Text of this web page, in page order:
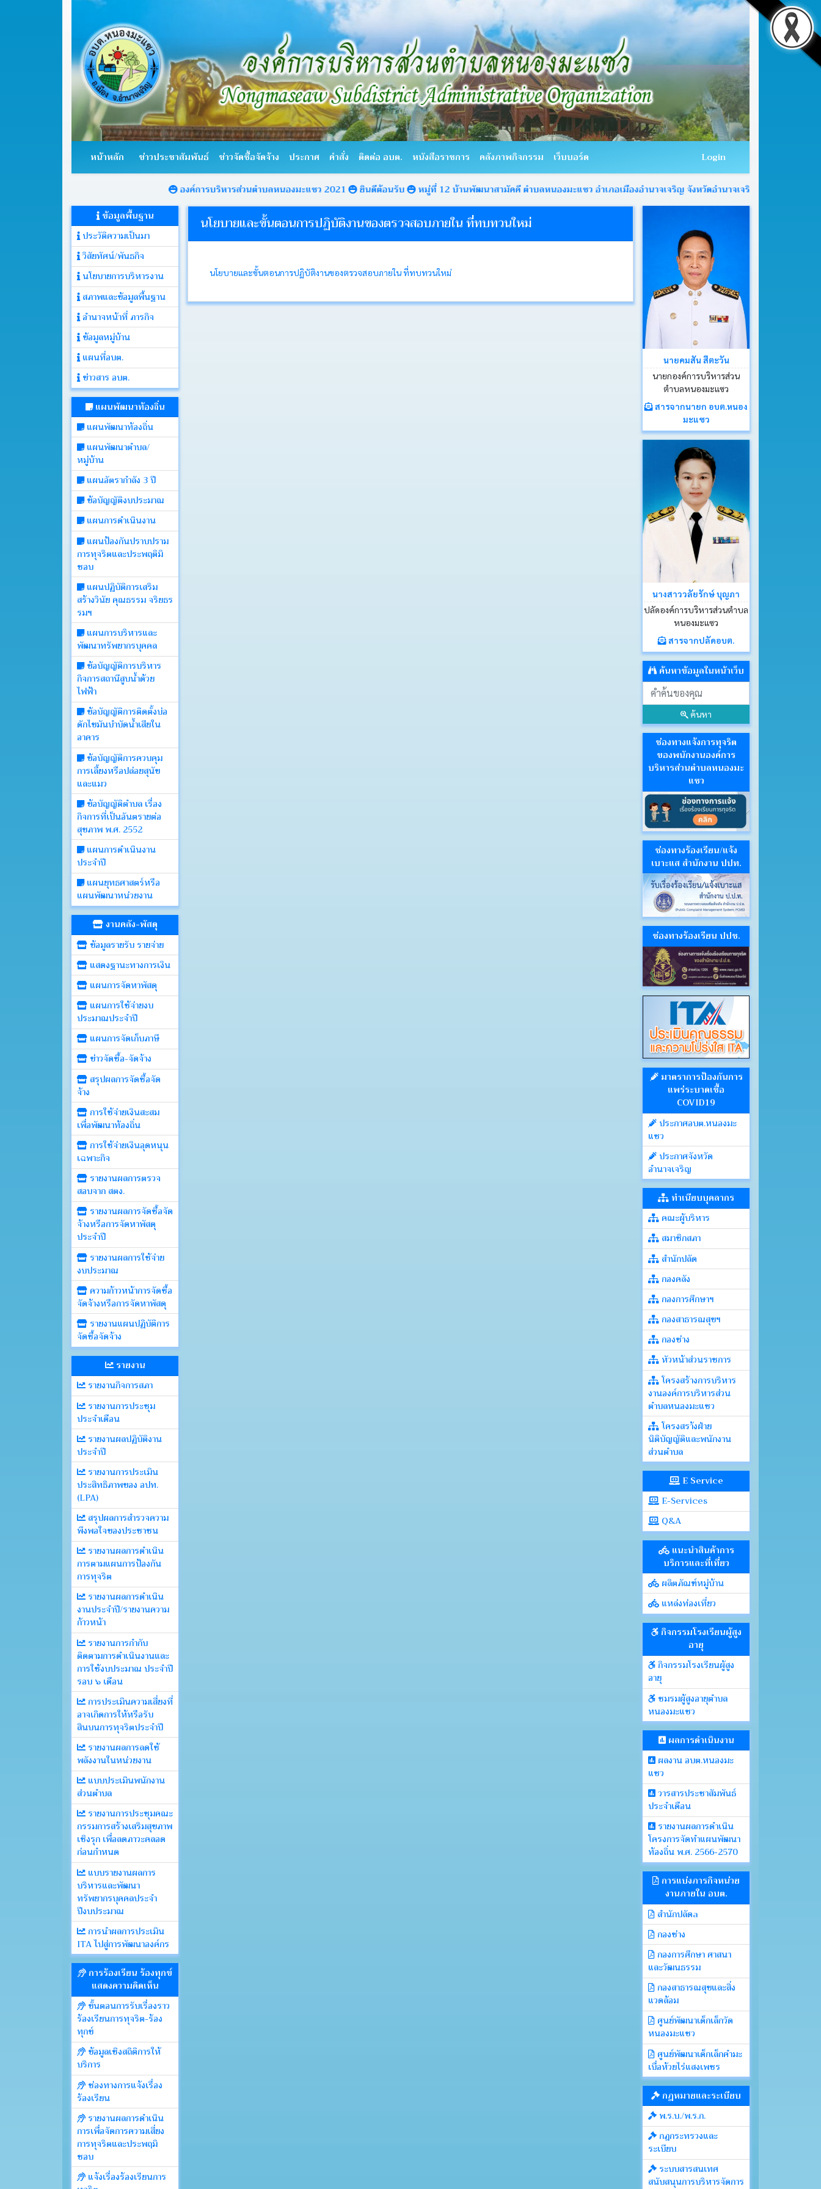
หน้าหลัก ข่าวประชาสัมพันธ์ ข่าวจัดซื้อจัดจ้าง ประกาศ คำสั่ง ติดต่อ อบต. หนังสือราชการ คลังภาพกิจกรรม เว็บบอร์ด Login
องค์การบริหารส่วนตำบลหนองมะแซว 2021 ยินดีต้อนรับ
หมู่ที่ 12 บ้านพัฒนาสามัคคี ตำบลหนองมะแซว อำเภอเมืองอำนาจเจริญ จังหวัดอำนาจเจริญ
ข้อมูลพื้นฐาน
ประวัติความเป็นมา
วิสัยทัศน์/พันธกิจ
นโยบายการบริหารงาน
สภาพและข้อมูลพื้นฐาน
อำนาจหน้าที่ ภารกิจ
ข้อมูลหมู่บ้าน
แผนที่อบต.
ข่าวสาร อบต.
แผนพัฒนาท้องถิ่น
แผนพัฒนาท้องถิ่น
แผนพัฒนาตำบล/
หมู่บ้าน
แผนอัตรากำลัง 3 ปี
ข้อบัญญัติงบประมาณ
แผนการดำเนินงาน
แผนป้องกันปราบปราม
การทุจริตและประพฤติมิ
ชอบ
แผนปฏิบัติการเสริม
สร้างวินัย คุณธรรม จริยธร
รมฯ
แผนการบริหารและ
พัฒนาทรัพยากรบุคคล
ข้อบัญญัติการบริหาร
กิจการสถานีสูบน้ำด้วย
ไฟฟ้า
ข้อบัญญัติการติดตั้งบ่อ
ดักไขมันบำบัดน้ำเสียใน
อาคาร
ข้อบัญญัติการควบคุม
การเลี้ยงหรือปล่อยสุนัข
และแมว
ข้อบัญญัติตำบล เรื่อง
กิจการที่เป็นอันตรายต่อ
สุขภาพ พ.ศ. 2552
แผนการดำเนินงาน
ประจำปี
แผนยุทธศาสตร์หรือ
แผนพัฒนาหน่วยงาน
งานคลัง-พัสดุ
ข้อมูลรายรับ รายจ่าย
แสดงฐานะทางการเงิน
แผนการจัดหาพัสดุ
แผนการใช้จ่ายงบ
ประมาณประจำปี
แผนการจัดเก็บภาษี
ข่าวจัดซื้อ-จัดจ้าง
สรุปผลการจัดซื้อจัด
จ้าง
การใช้จ่ายเงินสะสม
เพื่อพัฒนาท้องถิ่น
การใช้จ่ายเงินอุดหนุน
เฉพาะกิจ
รายงานผลการตรวจ
สอบจาก สตง.
รายงานผลการจัดซื้อจัด
จ้างหรือการจัดหาพัสดุ
ประจำปี
รายงานผลการใช้จ่าย
งบประมาณ
ความก้าวหน้าการจัดซื้อ
จัดจ้างหรือการจัดหาพัสดุ
รายงานแผนปฏิบัติการ
จัดซื้อจัดจ้าง
รายงาน
รายงานกิจการสภา
รายงานการประชุม
ประจำเดือน
รายงานผลปฏิบัติงาน
ประจำปี
รายงานการประเมิน
ประสิทธิภาพของ อปท.
(LPA)
สรุปผลการสำรวจความ
พึงพอใจของประชาชน
รายงานผลการดำเนิน
การตามแผนการป้องกัน
การทุจริต
รายงานผลการดำเนิน
งานประจำปี/รายงานความ
ก้าวหน้า
รายงานการกำกับ
ติดตามการดำเนินงานและ
การใช้งบประมาณ ประจำปี
รอบ ๖ เดือน
การประเมินความเสี่ยงที่
อาจเกิดการให้หรือรับ
สินบนการทุจริตประจำปี
รายงานผลการลดใช้
พลังงานในหน่วยงาน
แบบประเมินพนักงาน
ส่วนตำบล
รายงานการประชุมคณะ
กรรมการสร้างเสริมสุขภาพ
เชิงรุก เพื่อลดภาวะคลอด
ก่อนกำหนด
แบบรายงานผลการ
บริหารและพัฒนา
ทรัพยากรบุคคลประจำ
ปีงบประมาณ
การนำผลการประเมิน
ITA ไปสู่การพัฒนาองค์กร
การร้องเรียน ร้องทุกข์
แสดงความคิดเห็น
ขั้นตอนการรับเรื่องราว
ร้องเรียนการทุจริต-ร้อง
ทุกข์
ข้อมูลเชิงสถิติการให้
บริการ
ช่องทางการแจ้งเรื่อง
ร้องเรียน
รายงานผลการดำเนิน
การเพื่อจัดการความเสี่ยง
การทุจริตและประพฤมิ
ชอบ
แจ้งเรื่องร้องเรียนการ
นโยบายและขั้นตอนการปฏิบัติงานของตรวจสอบภายใน ที่ทบทวนใหม่
นโยบายและขั้นตอนการปฏิบัติงานของตรวจสอบภายใน ที่ทบทวนใหม่
นายคมสัน สีตะวัน
นายกองค์การบริหารส่วน
ตำบลหนองมะแซว
สารจากนายก อบต.หนอง
มะแซว
นางสาววลัยรักษ์ บุญภา
ปลัดองค์การบริหารส่วนตำบล
หนองมะแซว
สารจากปลัดอบต.
ค้นหาข้อมูลในหน้าเว็บ
ค้นหา
ช่องทางแจ้งการทุจริต
ของพนักงานองค์การ
บริหารส่วนตำบลหนองมะ
แซว
ช่องทางร้องเรียน/แจ้ง
เบาะแส สำนักงาน ปปท.
ช่องทางร้องเรียน ปปช.
มาตราการป้องกันการ
แพร่ระบาดเชื้อ
COVID19
ประกาศอบต.หนองมะ
แซว
ประกาศจังหวัด
อำนาจเจริญ
ทำเนียบบุคลากร
คณะผู้บริหาร
สมาชิกสภา
สำนักปลัด
กองคลัง
กองการศึกษาฯ
กองสาธารณสุขฯ
กองช่าง
หัวหน้าส่วนราชการ
โครงสร้างการบริหาร
งานองค์การบริหารส่วน
ตำบลหนองมะแซว
โครงสรา้งฝ่าย
นิติบัญญัติและพนักงาน
ส่วนตำบล
E Service
E-Services
Q&A
แนะนำสินค้าการ
บริการและที่เที่ยว
ผลิตภัณฑ์หมู่บ้าน
แหล่งท่องเที่ยว
กิจกรรมโรงเรียนผู้สูง
อายุ
กิจกรรมโรงเรียนผู้สูง
อายุ
ชมรมผู้สูงอายุตำบล
หนองมะแซว
ผลการดำเนินงาน
ผลงาน อบต.หนองมะ
แซว
วารสารประชาสัมพันธ์
ประจำเดือน
รายงานผลการดำเนิน
โครงการจัดทำแผนพัฒนา
ท้องถิ่น พ.ศ. 2566-2570
การแบ่งภารกิจหน่วย
งานภายใน อบต.
สำนักปลัดa
กองช่าง
กองการศึกษา ศาสนา
และวัฒนธรรม
กองสาธารณสุขและสิ่ง
แวดล้อม
ศูนย์พัฒนาเด็กเล็กวัด
หนองมะแซว
ศูนย์พัฒนาเด็กเล็กคำมะ
เบื่อห้วยไร่แสงเพชร
กฎหมายและระเบียบ
พ.ร.บ./พ.ร.ก.
กฎกระทรวงและ
ระเบียบ
ระบบสารสนเทศ
สนับสนุนการบริหารจัดการ